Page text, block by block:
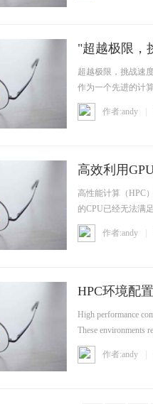
"超越极限，
超越极限，挑战速
作为一个先进的计
在医疗 ...
作者:andy
高效利用
高性能计算（HPC
的CPU已经无法满
一。GPU ...
作者:andy
HPC环境配
High performance
These environments
作者:andy